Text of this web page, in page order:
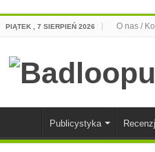
PIĄTEK , 7 SIERPIEŃ 2026 O nas /
Publicystyka